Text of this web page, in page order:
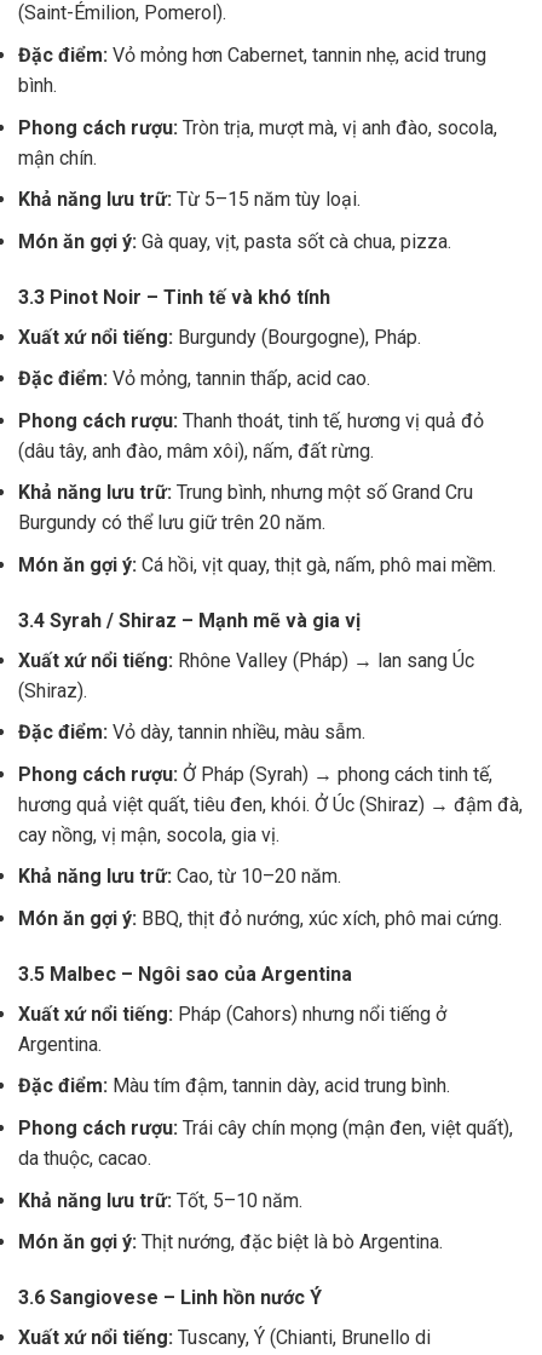
(Saint-Émilion, Pomerol).
Đặc điểm: Vỏ mỏng hơn Cabernet, tannin nhẹ, acid trung
bình.
Phong cách rượu: Tròn trịa, mượt mà, vị anh đào, socola,
mận chín.
Khả năng lưu trữ: Từ 5–15 năm tùy loại.
Món ăn gợi ý: Gà quay, vịt, pasta sốt cà chua, pizza.
3.3 Pinot Noir – Tinh tế và khó tính
Xuất xứ nổi tiếng: Burgundy (Bourgogne), Pháp.
Đặc điểm: Vỏ mỏng, tannin thấp, acid cao.
Phong cách rượu: Thanh thoát, tinh tế, hương vị quả đỏ
(dâu tây, anh đào, mâm xôi), nấm, đất rừng.
Khả năng lưu trữ: Trung bình, nhưng một số Grand Cru
Burgundy có thể lưu giữ trên 20 năm.
Món ăn gợi ý: Cá hồi, vịt quay, thịt gà, nấm, phô mai mềm.
3.4 Syrah / Shiraz – Mạnh mẽ và gia vị
Xuất xứ nổi tiếng: Rhône Valley (Pháp) → lan sang Úc
(Shiraz).
Đặc điểm: Vỏ dày, tannin nhiều, màu sẫm.
Phong cách rượu: Ở Pháp (Syrah) → phong cách tinh tế,
hương quả việt quất, tiêu đen, khói. Ở Úc (Shiraz) → đậm đà,
cay nồng, vị mận, socola, gia vị.
Khả năng lưu trữ: Cao, từ 10–20 năm.
Món ăn gợi ý: BBQ, thịt đỏ nướng, xúc xích, phô mai cứng.
3.5 Malbec – Ngôi sao của Argentina
Xuất xứ nổi tiếng: Pháp (Cahors) nhưng nổi tiếng ở
Argentina.
Đặc điểm: Màu tím đậm, tannin dày, acid trung bình.
Phong cách rượu: Trái cây chín mọng (mận đen, việt quất),
da thuộc, cacao.
Khả năng lưu trữ: Tốt, 5–10 năm.
Món ăn gợi ý: Thịt nướng, đặc biệt là bò Argentina.
3.6 Sangiovese – Linh hồn nước Ý
Xuất xứ nổi tiếng: Tuscany, Ý (Chianti, Brunello di